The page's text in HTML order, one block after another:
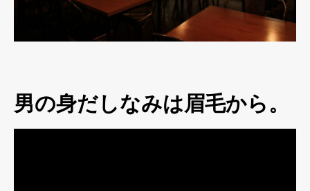
男の身だしなみは眉毛から。